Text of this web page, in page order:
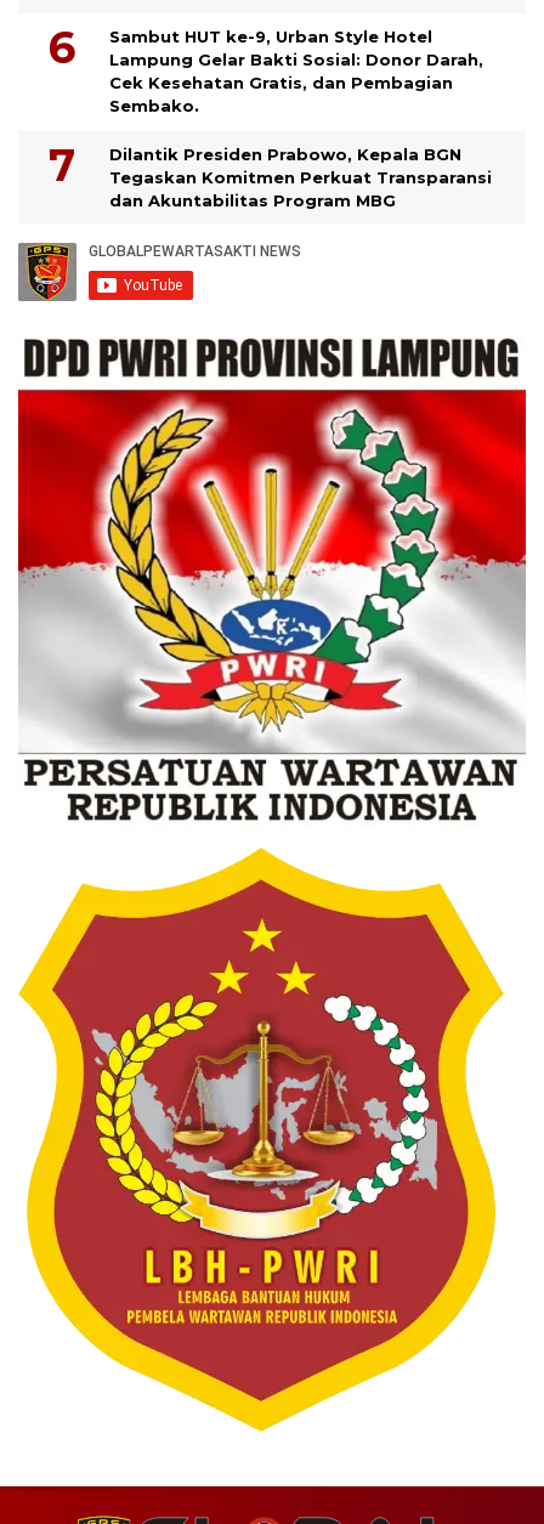
Sambut HUT ke-9, Urban Style Hotel
Lampung Gelar Bakti Sosial: Donor Darah,
Cek Kesehatan Gratis, dan Pembagian
Sembako.
Dilantik Presiden Prabowo, Kepala BGN
Tegaskan Komitmen Perkuat Transparansi
dan Akuntabilitas Program MBG